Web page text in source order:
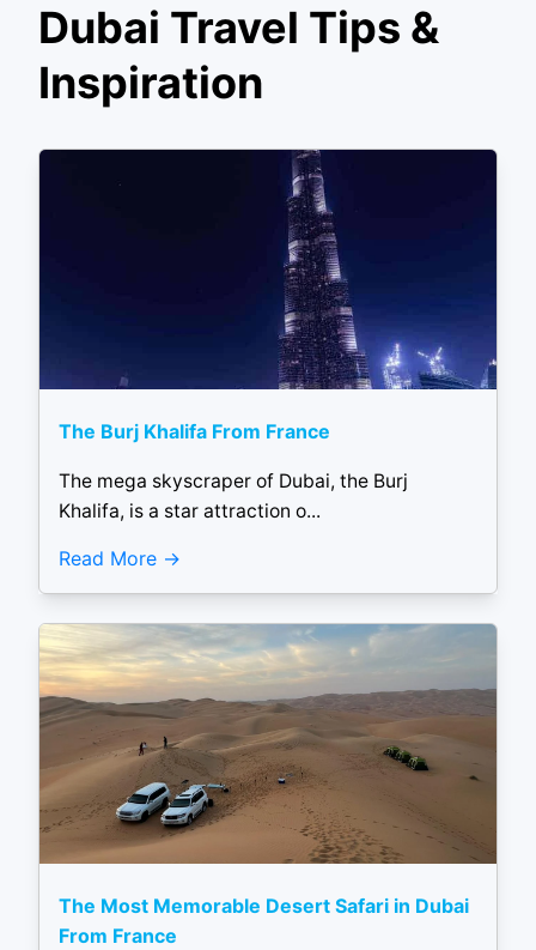
Dubai Travel Tips &
Inspiration
The Burj Khalifa From France
The mega skyscraper of Dubai, the Burj
Khalifa, is a star attraction o...
Read More
The Most Memorable Desert Safari in Dubai
From France